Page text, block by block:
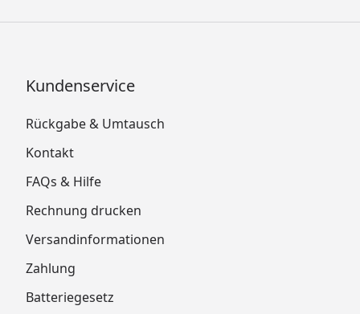
Kundenservice
Rückgabe & Umtausch
Kontakt
FAQs & Hilfe
Rechnung drucken
Versandinformationen
Zahlung
Batteriegesetz